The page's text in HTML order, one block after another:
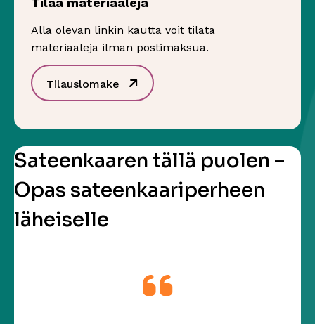
Alla olevan linkin kautta voit tilata
materiaaleja ilman postimaksua.
Tilauslomake Sivu avautuu uudessa ikkunassa
Sateenkaaren tällä puolen –
Opas sateenkaariperheen
läheiselle